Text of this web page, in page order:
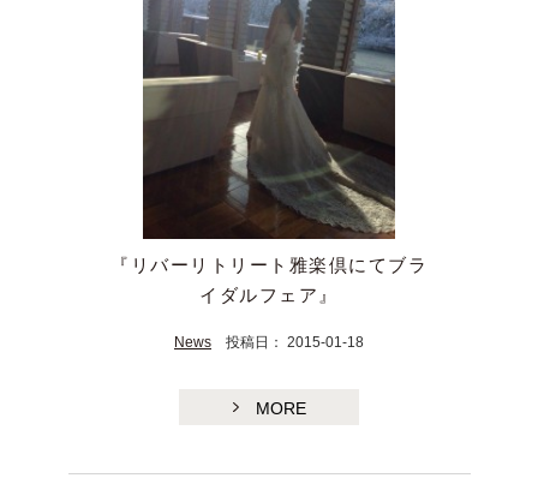
『リバーリトリート雅楽倶にてブラ
イダルフェア』
News 投稿日： 2015-01-18
MORE